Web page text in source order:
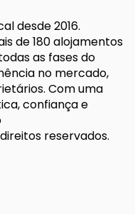
desde 2016.
de 180 alojamentos
as fases do
no mercado,
Com uma
confiança e
reservados.